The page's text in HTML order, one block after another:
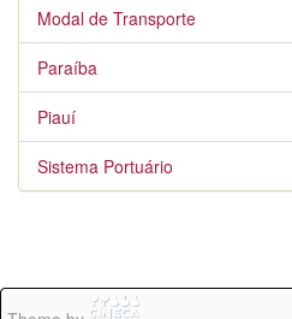
Modal de Transporte
Paraíba
Piauí
Sistema Portuário